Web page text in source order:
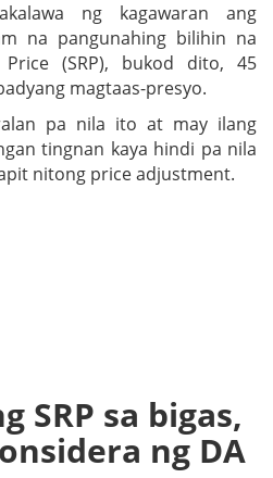
ng kagawaran ang
na pangunahing bilihin na
Price (SRP), bukod dito, 45
magtaas-presyo.
pa nila ito at may ilang
tingnan kaya hindi pa nila
nitong price adjustment.
SRP sa bigas,
ng DA